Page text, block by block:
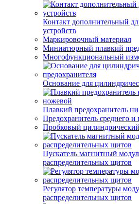
Контакт дополнительный
устройств
Маркировочный материал
Миниатюрный плавкий
Многофункциональный
Основание для
Плавкий предохранитель
Предохранитель среднего
Пробковый
Пускатель магнитный
распределительных щитов
Регулятор температуры
распределительных щитов